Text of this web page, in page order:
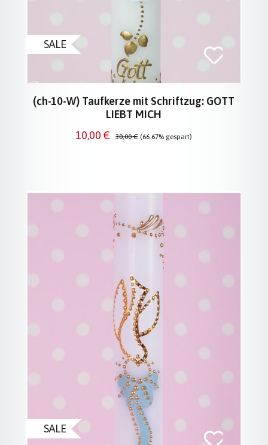
SALE
(ch-10-W) Taufkerze mit Schriftzug: GOTT
LIEBT MICH
Verkaufspreis:
10,00 € Regulärer Preis:
30,00 € (66.67% gespart)
SALE